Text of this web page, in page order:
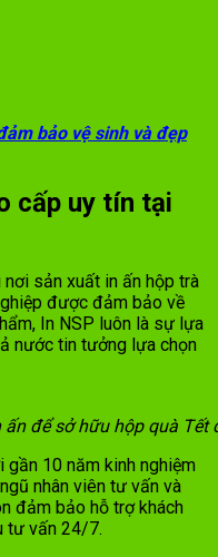
bảo vệ sinh và đẹp
cấp uy tín tại
sản xuất in ấn hộp trà
được đảm bảo về
In NSP luôn là sự lựa
nước tin tưởng lựa chọn
để sở hữu hộp quà Tết
gần 10 năm kinh nghiệm
nhân viên tư vấn và
đảm bảo hỗ trợ khách
tư vấn 24/7.